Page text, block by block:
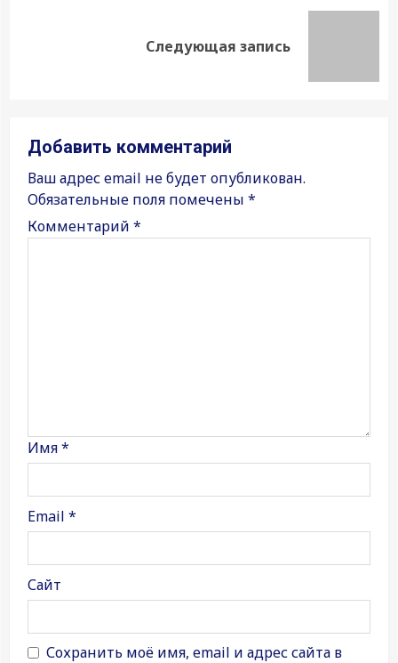
Следующая запись
Добавить комментарий
Ваш адрес email не будет опубликован.
Обязательные поля помечены *
Комментарий *
Имя*
Email *
Сайт
Сохранить моё имя, email и адрес сайта в